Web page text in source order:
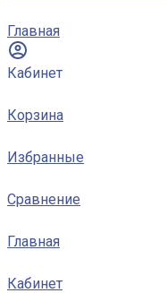
Главная
Кабинет
Корзина
Избранные
Сравнение
Главная
Кабинет